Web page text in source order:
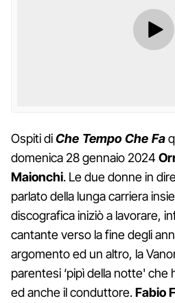
Ospiti diChe Tempo Che Fa
domenica 28 gennaio 2024
Maionchi. Le due donne in
parlato della lunga carriera
discografica iniziò a lavorare,
cantante verso la fine degli
argomento ed un altro, la
parentesi ‘pipì della notte' che
ed anche il conduttore.Fabio